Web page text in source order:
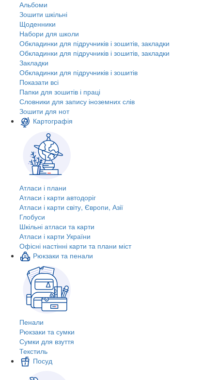
Альбоми
Зошити шкільні
Щоденники
Набори для школи
Обкладинки для підручників і зошитів, закладки
Обкладинки для підручників і зошитів, закладки
Закладки
Обкладинки для підручників і зошитів
Показати всі
Папки для зошитів і праці
Словники для запису іноземних слів
Зошити для нот
Картографія
Атласи і плани
Атласи і карти автодоріг
Атласи і карти світу, Європи, Азії
Глобуси
Шкільні атласи та карти
Атласи і карти України
Офісні настінні карти та плани міст
Рюкзаки та пенали
Пенали
Рюкзаки та сумки
Сумки для взуття
Текстиль
Посуд